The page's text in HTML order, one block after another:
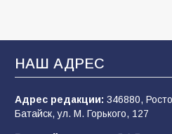
образовательного
106 05.08.2026
«Мобилизация или
НАШ АДРЕС
Адрес редакции: 346880,
Батайск, ул. М. Горького, 127